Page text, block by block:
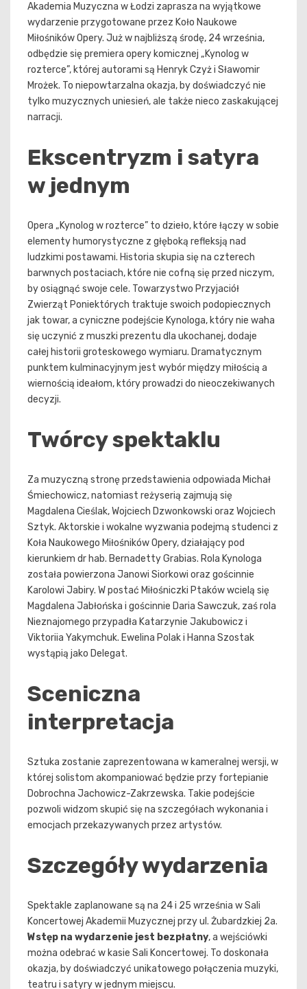
Akademia Muzyczna w Łodzi zaprasza na wyjątkowe
wydarzenie przygotowane przez Koło Naukowe
Miłośników Opery. Już w najbliższą środę, 24 września,
odbędzie się premiera opery komicznej „Kynolog w
rozterce”, której autorami są Henryk Czyż i Sławomir
Mrożek. To niepowtarzalna okazja, by doświadczyć nie
tylko muzycznych uniesień, ale także nieco zaskakującej
narracji.
Ekscentryzm i satyra
w jednym
Opera „Kynolog w rozterce” to dzieło, które łączy w sobie
elementy humorystyczne z głęboką refleksją nad
ludzkimi postawami. Historia skupia się na czterech
barwnych postaciach, które nie cofną się przed niczym,
by osiągnąć swoje cele. Towarzystwo Przyjaciół
Zwierząt Poniektórych traktuje swoich podopiecznych
jak towar, a cyniczne podejście Kynologa, który nie waha
się uczynić z muszki prezentu dla ukochanej, dodaje
całej historii groteskowego wymiaru. Dramatycznym
punktem kulminacyjnym jest wybór między miłością a
wiernością ideałom, który prowadzi do nieoczekiwanych
decyzji.
Twórcy spektaklu
Za muzyczną stronę przedstawienia odpowiada Michał
Śmiechowicz, natomiast reżyserią zajmują się
Magdalena Cieślak, Wojciech Dzwonkowski oraz Wojciech
Sztyk. Aktorskie i wokalne wyzwania podejmą studenci z
Koła Naukowego Miłośników Opery, działający pod
kierunkiem dr hab. Bernadetty Grabias. Rola Kynologa
została powierzona Janowi Siorkowi oraz gościnnie
Karolowi Jabiry. W postać Miłośniczki Ptaków wcielą się
Magdalena Jabłońska i gościnnie Daria Sawczuk, zaś rola
Nieznajomego przypadła Katarzynie Jakubowicz i
Viktoriia Yakymchuk. Ewelina Polak i Hanna Szostak
wystąpią jako Delegat.
Sceniczna
interpretacja
Sztuka zostanie zaprezentowana w kameralnej wersji, w
której solistom akompaniować będzie przy fortepianie
Dobrochna Jachowicz-Zakrzewska. Takie podejście
pozwoli widzom skupić się na szczegółach wykonania i
emocjach przekazywanych przez artystów.
Szczegóły wydarzenia
Spektakle zaplanowane są na 24 i 25 września w Sali
Koncertowej Akademii Muzycznej przy ul. Żubardzkiej 2a.
Wstęp na wydarzenie jest bezpłatny, a wejściówki
można odebrać w kasie Sali Koncertowej. To doskonała
okazja, by doświadczyć unikatowego połączenia muzyki,
teatru i satyry w jednym miejscu.